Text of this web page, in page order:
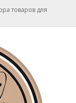
товаров для